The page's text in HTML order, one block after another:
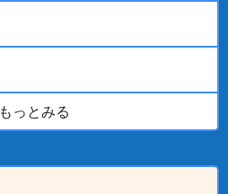
もっとみる